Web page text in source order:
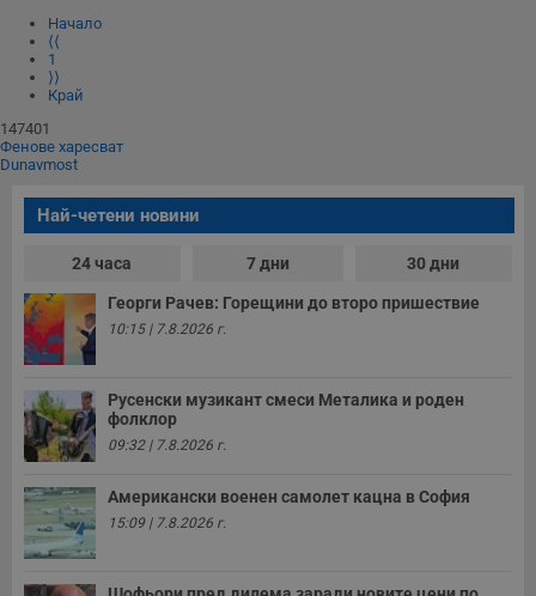
Начало
⟨⟨
1
⟩⟩
Край
147401
Фенове харесват
Dunavmost
Най-четени новини
24 часа 7 дни 30 дни
Георги Рачев: Горещини до второ пришествие
10:15 | 7.8.2026 г.
Русенски музикант смеси Металика и роден
фолклор
09:32 | 7.8.2026 г.
Американски военен самолет кацна в София
15:09 | 7.8.2026 г.